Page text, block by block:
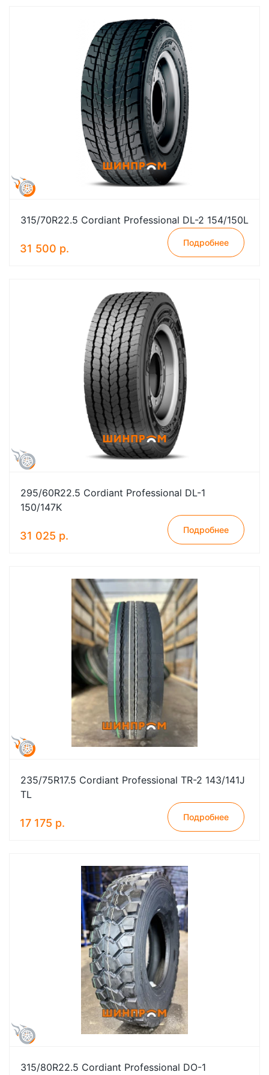
315/70R22.5 Cordiant Professional DL-2 154/150L
31 500 р. Подробнее
295/60R22.5 Cordiant Professional DL-1
150/147K
31 025 р. Подробнее
235/75R17.5 Cordiant Professional TR-2 143/141J
TL
17 175 р. Подробнее
315/80R22.5 Cordiant Professional DO-1